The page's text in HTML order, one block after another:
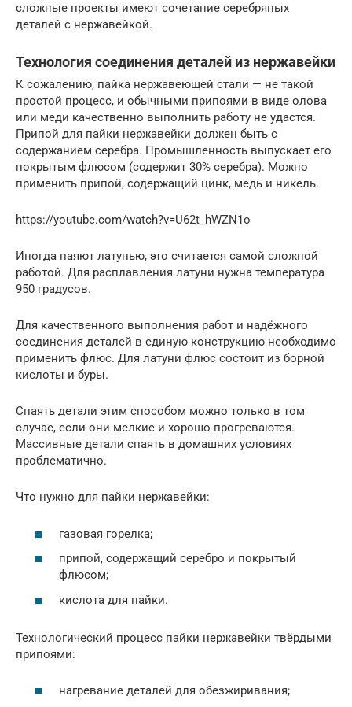
сложные проекты имеют сочетание серебряных
деталей с нержавейкой.
Технология соединения деталей из нержавейки
К сожалению, пайка нержавеющей стали — не такой
простой процесс, и обычными припоями в виде олова
или меди качественно выполнить работу не удастся.
Припой для пайки нержавейки должен быть с
содержанием серебра. Промышленность выпускает его
покрытым флюсом (содержит 30% серебра). Можно
применить припой, содержащий цинк, медь и никель.
https://youtube.com/watch?v=U62t_hWZN1o
Иногда паяют латунью, это считается самой сложной
работой. Для расплавления латуни нужна температура
950 градусов.
Для качественного выполнения работ и надёжного
соединения деталей в единую конструкцию необходимо
применить флюс. Для латуни флюс состоит из борной
кислоты и буры.
Спаять детали этим способом можно только в том
случае, если они мелкие и хорошо прогреваются.
Массивные детали спаять в домашних условиях
проблематично.
Что нужно для пайки нержавейки:
газовая горелка;
припой, содержащий серебро и покрытый
флюсом;
кислота для пайки.
Технологический процесс пайки нержавейки твёрдыми
припоями:
нагревание деталей для обезжиривания;